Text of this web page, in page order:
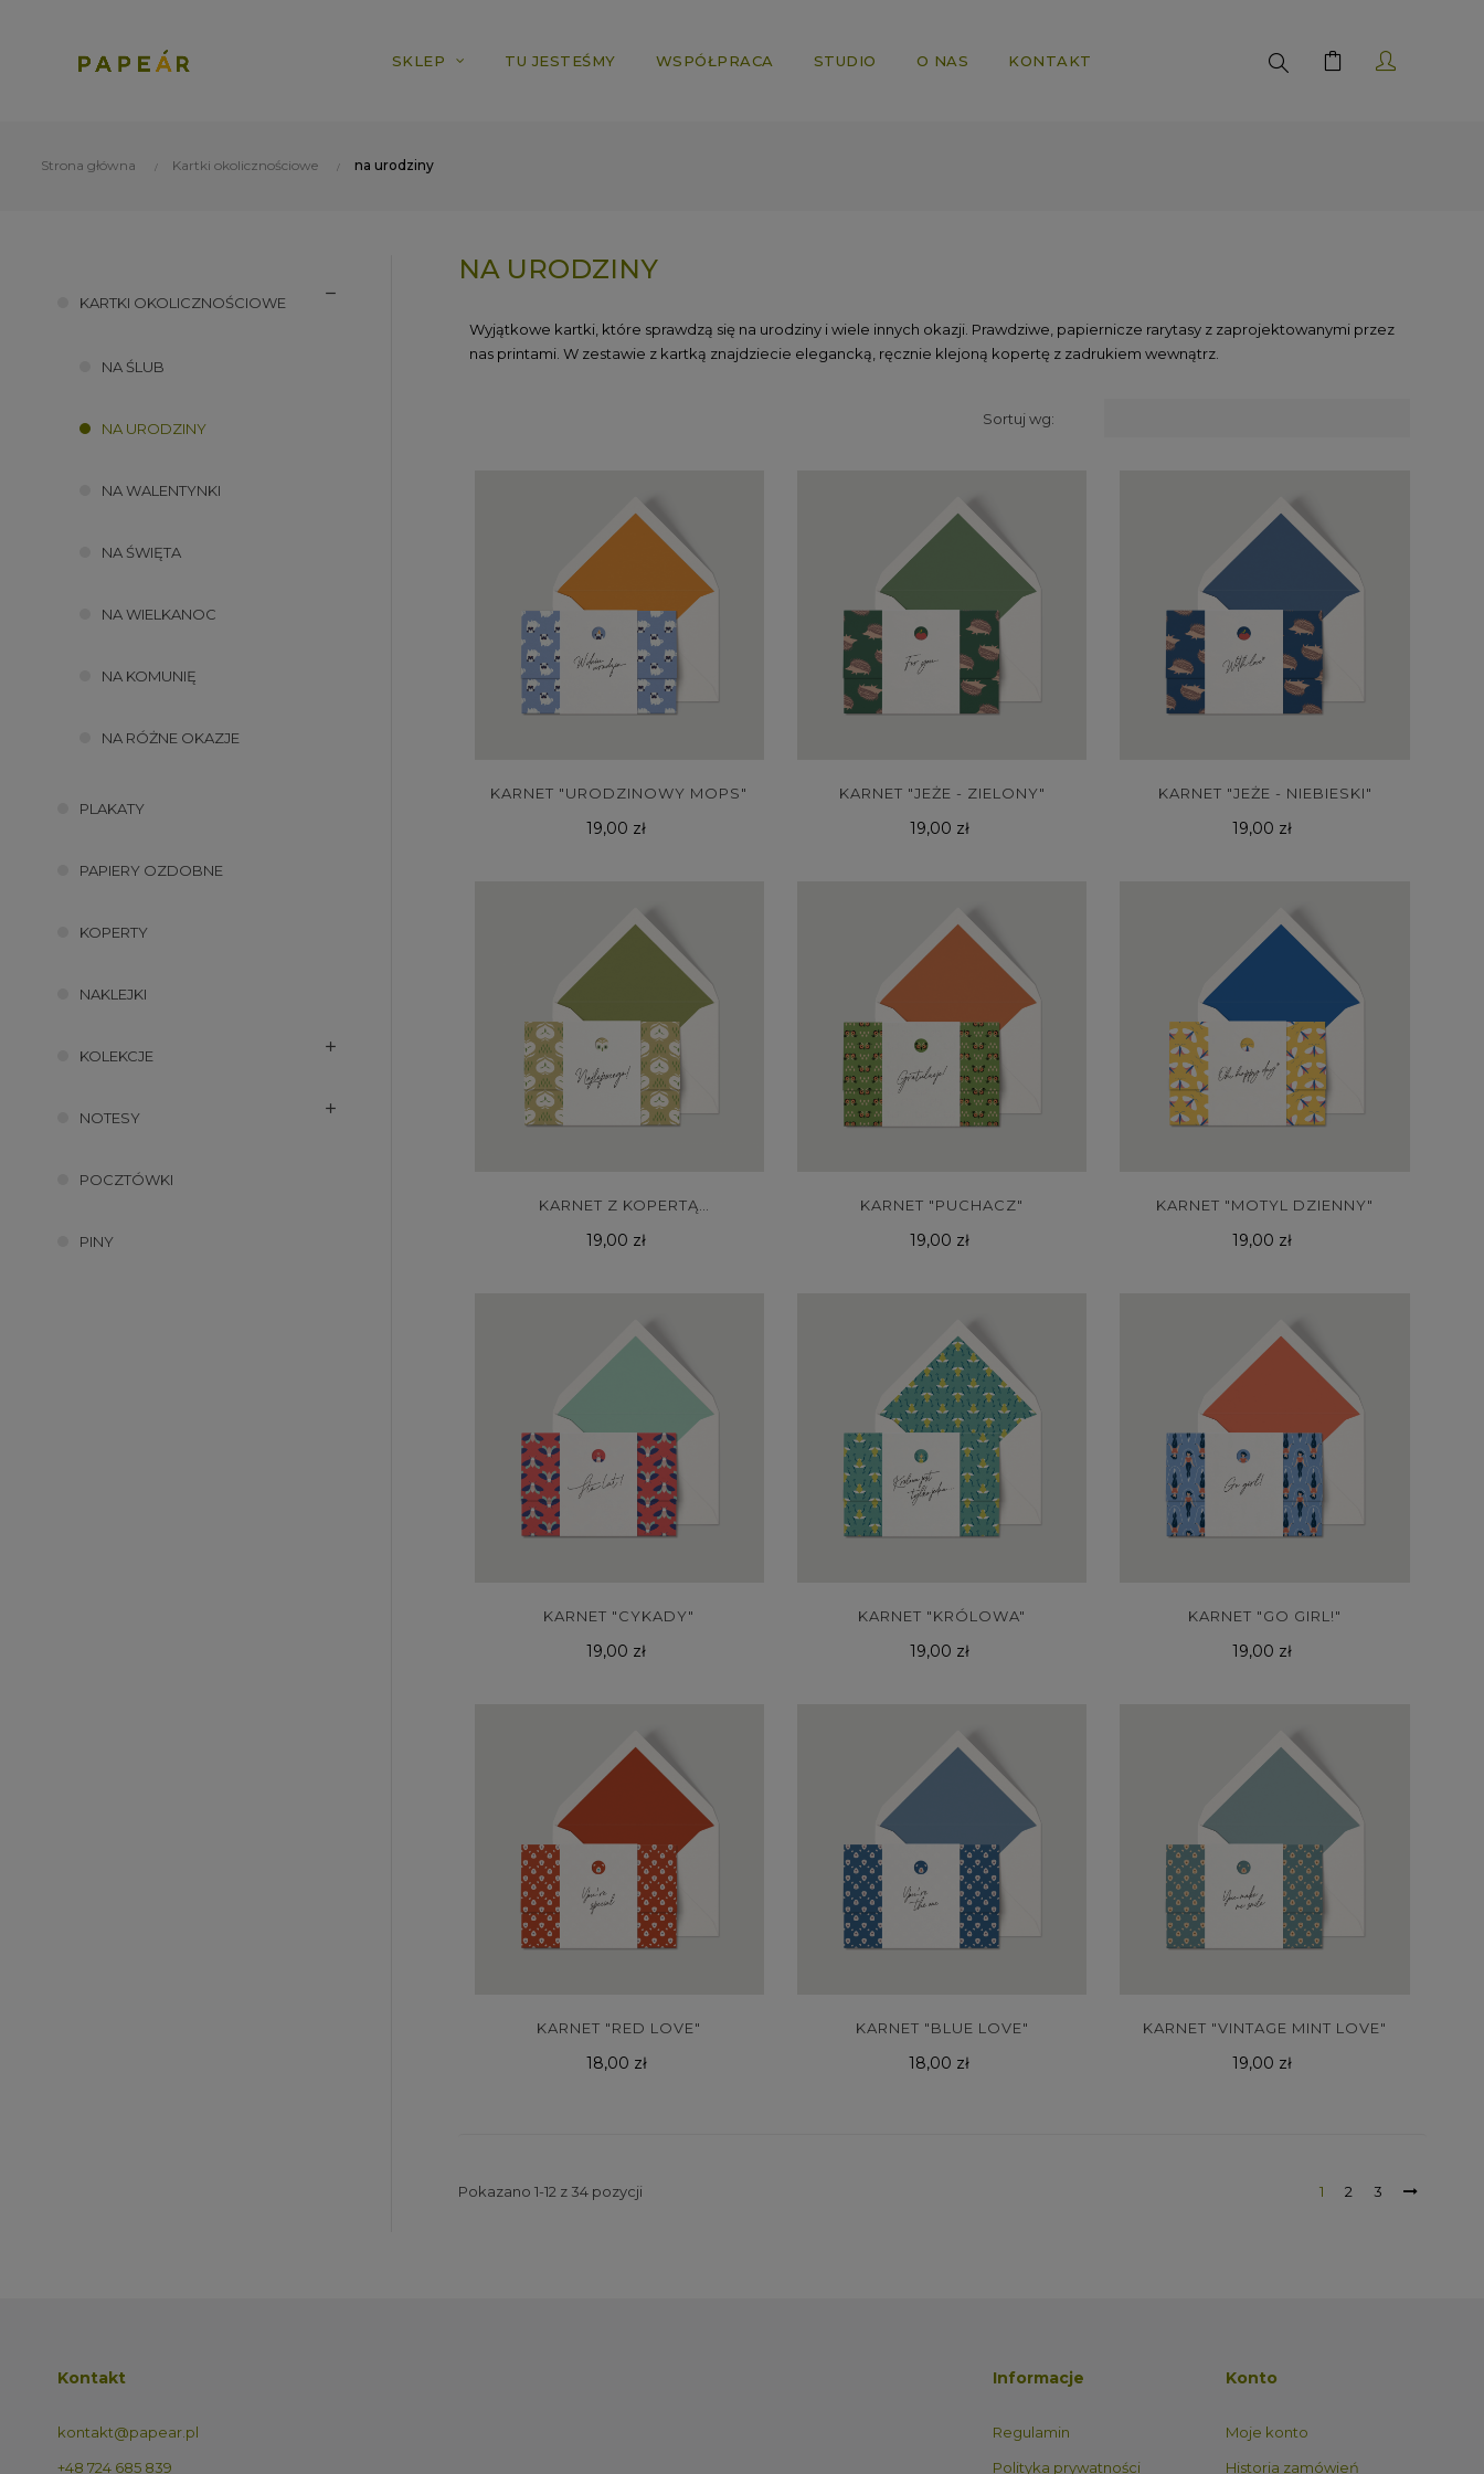
SKLEP TU JESTEŚMY WSPÓŁPRACA STUDIO O NAS KONTAKT Search
Strona główna Kartki okolicznościowe na urodziny
KARTKI OKOLICZNOŚCIOWE
NA ŚLUB
NA URODZINY
NA WALENTYNKI
NA ŚWIĘTA
NA WIELKANOC
NA KOMUNIĘ
NA RÓŻNE OKAZJE
PLAKATY
PAPIERY OZDOBNE
KOPERTY
NAKLEJKI
KOLEKCJE
NOTESY
POCZTÓWKI
PINY
NA URODZINY
Wyjątkowe kartki, które sprawdzą się na urodziny i wiele innych okazji. Prawdziwe, papiernicze rarytasy z zaprojektowanymi przez
nas printami. W zestawie z kartką znajdziecie elegancką, ręcznie klejoną kopertę z zadrukiem wewnątrz.
Sortuj wg:
KARNET "URODZINOWY MOPS"
Cena
19,00 zł
KARNET "JEŻE - ZIELONY"
Cena
19,00 zł
KARNET "JEŻE - NIEBIESKI"
Cena
19,00 zł
KARNET Z KOPERTĄ
"PUSZCZYK"
Cena
19,00 zł
KARNET "PUCHACZ"
Cena
19,00 zł
KARNET "MOTYL DZIENNY"
Cena
19,00 zł
KARNET "CYKADY"
Cena
19,00 zł
KARNET "KRÓLOWA"
Cena
19,00 zł
KARNET "GO GIRL!"
Cena
19,00 zł
KARNET "RED LOVE"
Cena
18,00 zł
KARNET "BLUE LOVE"
Cena
18,00 zł
KARNET "VINTAGE MINT LOVE"
Cena
19,00 zł
Pokazano 1-12 z 34 pozycji 1 2 3
Kontakt
kontakt@papear.pl
+48 724 685 839
Informacje
Regulamin
Polityka prywatności
Konto
Moje konto
Historia zamówień